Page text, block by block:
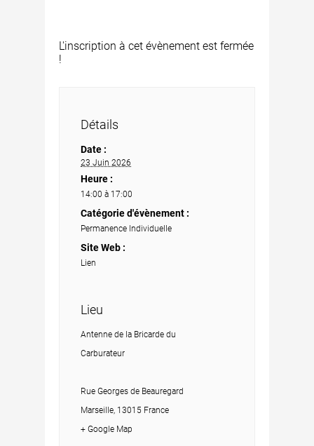
L'inscription à cet évènement est fermée
!
Détails
Date :
23 Juin 2026
Heure :
14:00 à 17:00
Catégorie d'évènement :
Permanence Individuelle
Site Web :
Lien
Lieu
Antenne de la Bricarde du
Carburateur
Rue Georges de Beauregard
Marseille, 13015 France
+ Google Map